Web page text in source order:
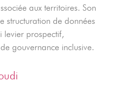
aux territoires. Son
structuration de données
levier prospectif,
gouvernance inclusive.